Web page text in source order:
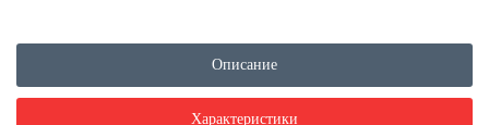
Описание
Характеристики